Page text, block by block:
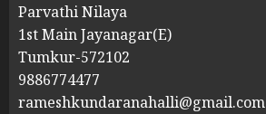
Parvathi Nilaya
1st Main Jayanagar(E)
Tumkur-572102
9886774477
rameshkundaranahalli@gmail.com